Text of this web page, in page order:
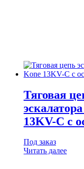
Тяговая
13KV-C с
Под заказ
Читать далее